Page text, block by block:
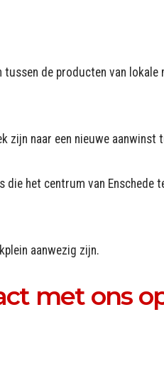
de producten van
zijn naar een nieuwe
het centrum van
aanwezig zijn.
met ons